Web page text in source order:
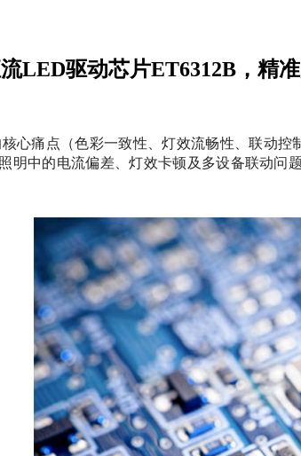
LED驱动芯片ET6312B，精
心痛点（色彩一致性、灯效流畅性、联动
明中的电流偏差、灯效卡顿及多设备联动问